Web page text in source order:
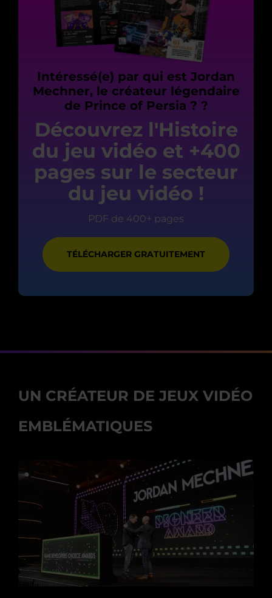
Intéressé(e) par qui est Jordan
Mechner, le créateur légendaire
de Prince of Persia ? ?
Découvrez l'Histoire
du jeu vidéo et +400
pages sur le secteur
du jeu vidéo !
TÉLÉCHARGER GRATUITEMENT
PDF de 400+ pages
UN CRÉATEUR DE JEUX VIDÉO
EMBLÉMATIQUES